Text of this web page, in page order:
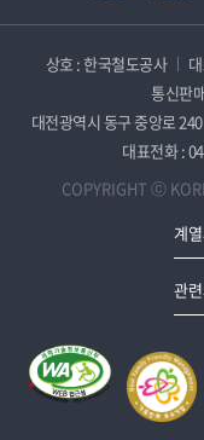
상호 : 한국철도공사
통신판
대전광역시 동구 중앙로 240
대표전화 :
COPYRIGHT ⓒ
계
관